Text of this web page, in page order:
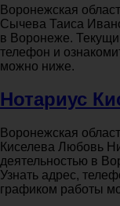
Воронежская
Сычева Таиса
в Воронеже.
телефон и
можно ниже.
Нотариус
Воронежская
Киселева Любовь
деятельностью в
Узнать адрес,
графиком работы